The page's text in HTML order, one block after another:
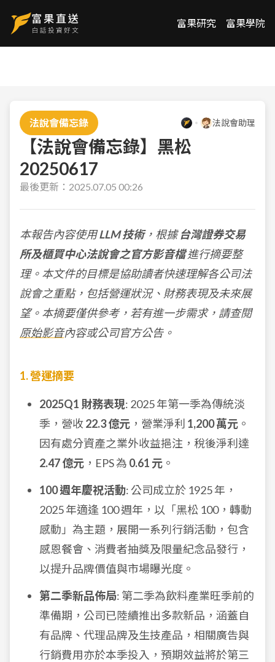
富果研究 富果學院
法說會備忘錄 法說會助理
【法說會備忘錄】黑松
20250617
最後更新： 2025.07.05 00:26
本報告內容使用LLM 技術，根據台灣證券交易
所及櫃買中心法說會之官方影音檔進行摘要整
理。本文件的目標是協助讀者快速理解各公司法
說會之重點，包括營運狀況、財務表現及未來展
望。本摘要僅供參考，若有進一步需求，請查閱
原始影音內容或公司官方公告。
1. 營運摘要
2025Q1 財務表現: 2025 年第一季為傳統淡
季，營收22.3 億元 ，營業淨利 1,200 萬元 。
因有處分資產之業外收益挹注，稅後淨利達
2.47 億元 ，EPS 為 0.61 元 。
100 週年慶祝活動: 公司成立於 1925 年，
2025 年適逢 100 週年，以「黑松 100，轉動
感動」為主題，展開一系列行銷活動，包含
感恩餐會、消費者抽獎及限量紀念品發行，
以提升品牌價值與市場曝光度。
第二季新品佈局: 第二季為飲料產業旺季前的
準備期，公司已陸續推出多款新品，涵蓋自
有品牌、代理品牌及生技產品，相關廣告與
行銷費用亦於本季投入，預期效益將於第三